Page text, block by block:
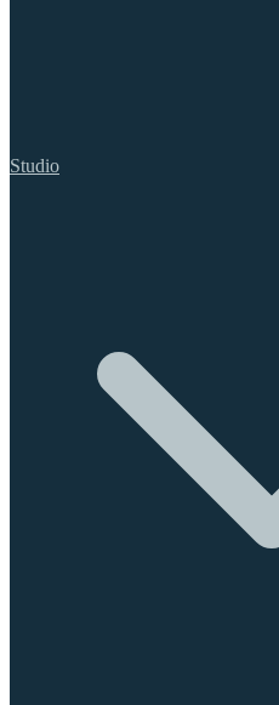
Studio